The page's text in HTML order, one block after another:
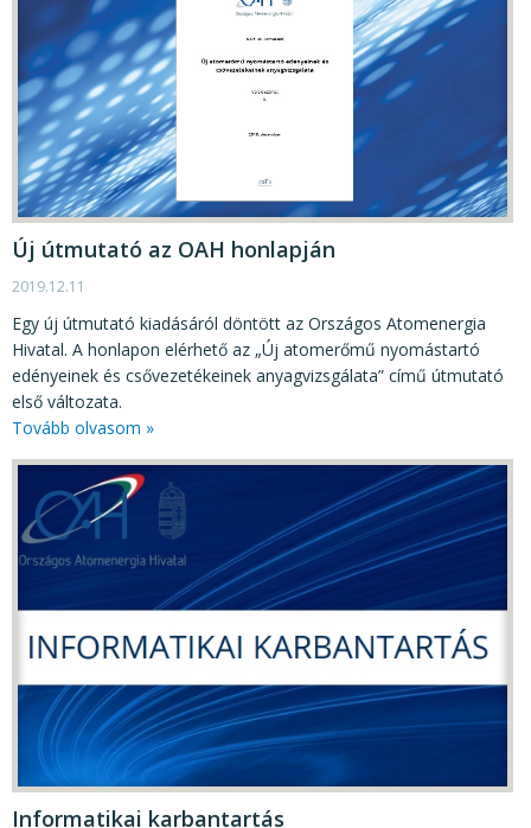
Új útmutató az OAH honlapján
2019.12.11
Egy új útmutató kiadásáról döntött az Országos Atomenergia
Hivatal. A honlapon elérhető az „Új atomerőmű nyomástartó
edényeinek és csővezetékeinek anyagvizsgálata” című útmutató
első változata.
Tovább olvasom »
Informatikai karbantartás